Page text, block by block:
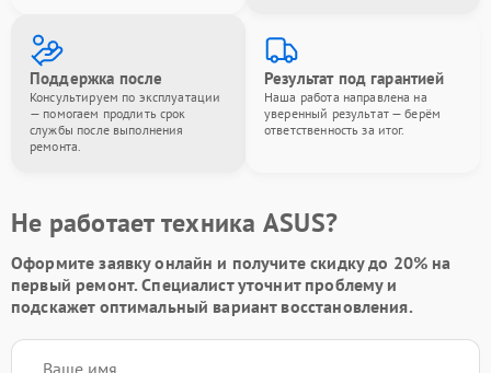
Поддержка после
Консультируем по эксплуатации
— помогаем продлить срок
службы после выполнения
ремонта.
Результат под гарантией
Наша работа направлена на
уверенный результат — берём
ответственность за итог.
Не работает техника ASUS?
Оформите заявку онлайн и получитескидку до 20% на
первый ремонт. Специалист уточнит проблему и
подскажет оптимальный вариант восстановления.